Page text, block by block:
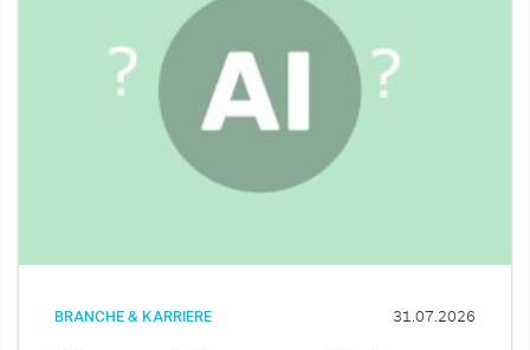
BRANCHE & KARRIERE 31.07.2026